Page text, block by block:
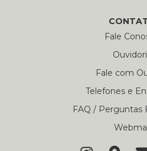
Fale
Fale com
Telefones e
FAQ / Perguntas